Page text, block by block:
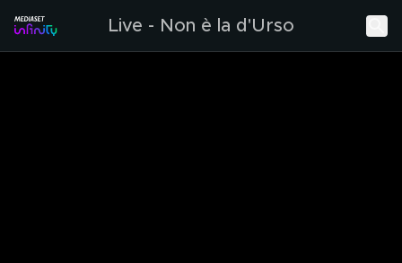
Live - Non è la d'Urso